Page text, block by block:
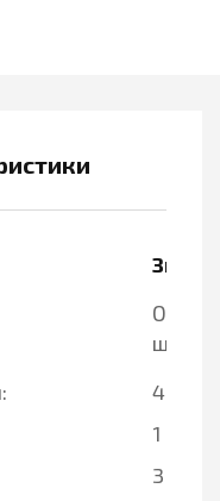
шасси
4 000
1 750
3 150